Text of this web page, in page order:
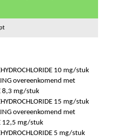
10 mg/stuk
overeenkomend met
8,3 mg/stuk
15 mg/stuk
overeenkomend met
12,5 mg/stuk
5 mg/stuk